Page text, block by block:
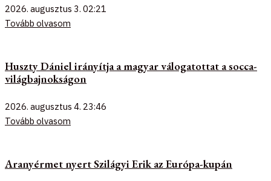
2026. augusztus 3. 02:21
Tovább olvasom
Huszty Dániel irányítja a magyar válogatottat a socca-
világbajnokságon
2026. augusztus 4. 23:46
Tovább olvasom
Aranyérmet nyert Szilágyi Erik az Európa-kupán